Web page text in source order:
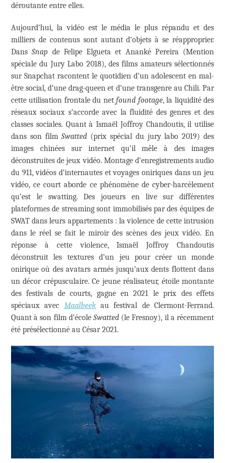
déroutante entre elles.
Aujourd’hui, la vidéo est le média le plus répandu et des
milliers de contenus sont autant d’objets à se réapproprier.
DansSnap de Felipe Elgueta et Ananké Pereira (Mention
spéciale du Jury Labo 2018), des films amateurs sélectionnés
sur Snapchat racontent le quotidien d’un adolescent en mal-
être social, d’une drag-queen et d’une transgenre au Chili. Par
cette utilisation frontale du netfound footage, la liquidité des
réseaux sociaux s’accorde avec la fluidité des genres et des
classes sociales. Quant à Ismaël Joffroy Chandoutis, il utilise
dans son filmSwatted (prix spécial du jury labo 2019) des
images chinées sur internet qu’il mêle à des images
déconstruites de jeux vidéo. Montage d’enregistrements audio
du 911, vidéos d’internautes et voyages oniriques dans un jeu
vidéo, ce court aborde ce phénomène de cyber-harcèlement
qu’est le swatting. Des joueurs en live sur différentes
plateformes de streaming sont immobilisés par des équipes de
SWAT dans leurs appartements : la violence de cette intrusion
dans le réel se fait le miroir des scènes des jeux vidéo. En
réponse à cette violence, Ismaël Joffroy Chandoutis
déconstruit les textures d’un jeu pour créer un monde
onirique où des avatars armés jusqu’aux dents flottent dans
un décor crépusculaire. Ce jeune réalisateur, étoile montante
des festivals de courts, gagne en 2021 le prix des effets
spéciaux avec Maalbeekau festival de Clermont-Ferrand.
Quant à son film d’école Swatted (le Fresnoy), il a récemment
été présélectionné au César 2021.